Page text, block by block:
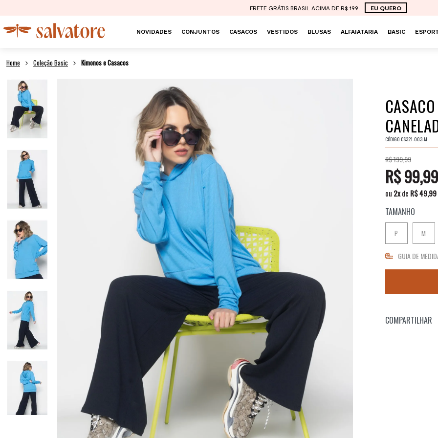
FRETE GRÁTIS BRASIL ACIMA DE R$ 199 EU QUERO
NOVIDADES CONJUNTOS CASACOS VESTIDOS BLUSAS ALFAIATARIA BASIC
Coleção Basic Kimonos e Casacos
CÓDIGO CS321-003-M
R$ 199,99
R$ 99,99
ou 2xde R$ 49,99
TAMANHO
P M
GUIA DE
COMPARTILHAR